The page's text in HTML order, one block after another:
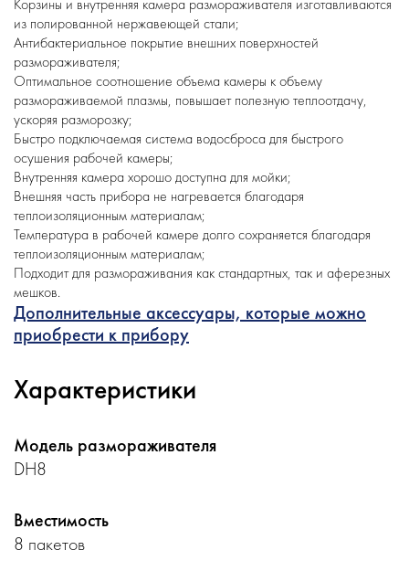
Корзины и внутренняя камера размораживателя изготавливаются
из полированной нержавеющей стали;
Антибактериальное покрытие внешних поверхностей
размораживателя;
Оптимальное соотношение объема камеры к объему
размораживаемой плазмы, повышает полезную теплоотдачу,
ускоряя разморозку;
Быстро подключаемая система водосброса для быстрого
осушения рабочей камеры;
Внутренняя камера хорошо доступна для мойки;
Внешняя часть прибора не нагревается благодаря
теплоизоляционным материалам;
Температура в рабочей камере долго сохраняется благодаря
теплоизоляционным материалам;
Подходит для размораживания как стандартных, так и аферезных
мешков.
Дополнительные аксессуары, которые можно
приобрести к прибору
Характеристики
Модель размораживателя
DH8
Вместимость
8 пакетов